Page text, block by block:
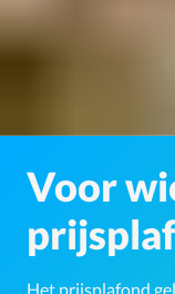
Voor
Het prijsplafond